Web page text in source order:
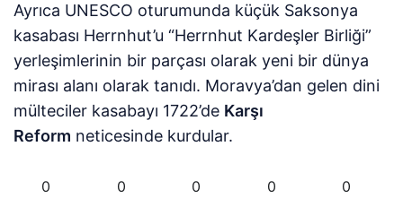
Ayrıca UNESCO oturumunda küçük Saksonya
kasabası Herrnhut’u “Herrnhut Kardeşler Birliği”
yerleşimlerinin bir parçası olarak yeni bir dünya
mirası alanı olarak tanıdı. Moravya’dan gelen dini
mülteciler kasabayı 1722’de Karşı
Reform neticesinde kurdular.
0 0 0 0 0